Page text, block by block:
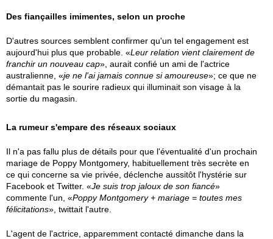
Des fiançailles imimentes, selon un proche
D'autres sources semblent confirmer qu'un tel engagement est
aujourd'hui plus que probable. «Leur relation vient clairement de
franchir un nouveau cap», aurait confié un ami de l'actrice
australienne, «je ne l'ai jamais connue si amoureuse»; ce que ne
démantait pas le sourire radieux qui illuminait son visage à la
sortie du magasin.
La rumeur s'empare des réseaux sociaux
Il n'a pas fallu plus de détails pour que l'éventualité d'un prochain
mariage de Poppy Montgomery, habituellement très secrète en
ce qui concerne sa vie privée, déclenche aussitôt l'hystérie sur
Facebook et Twitter. «Je suis trop jaloux de son fiancé»
commente l'un, «Poppy Montgomery + mariage = toutes mes
félicitations», twittait l'autre.
L'agent de l'actrice, apparemment contacté dimanche dans la